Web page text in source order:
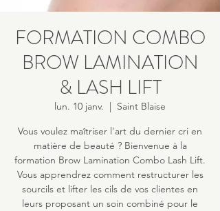
FORMATION COMBO
BROW LAMINATION
& LASH LIFT
lun. 10 janv.
  |
Saint Blaise
Vous voulez maîtriser l'art du dernier cri en
matière de beauté ? Bienvenue à la
formation Brow Lamination Combo Lash Lift.
Vous apprendrez comment restructurer les
sourcils et lifter les cils de vos clientes en
leurs proposant un soin combiné pour le